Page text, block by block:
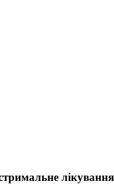
лікування